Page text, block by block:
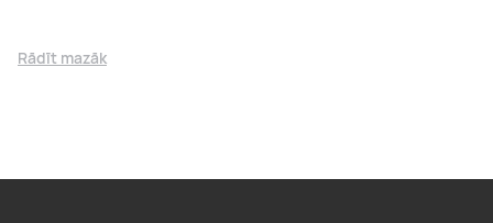
Rādīt mazāk